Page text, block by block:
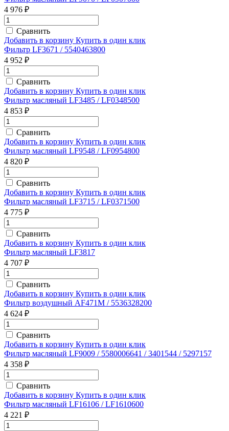
4 976 ₽
Сравнить
Добавить в корзину Купить в один клик
Фильтр LF3671 / 5540463800
4 952 ₽
Сравнить
Добавить в корзину Купить в один клик
Фильтр масляный LF3485 / LF0348500
4 853 ₽
Сравнить
Добавить в корзину Купить в один клик
Фильтр масляный LF9548 / LF0954800
4 820 ₽
Сравнить
Добавить в корзину Купить в один клик
Фильтр масляный LF3715 / LF0371500
4 775 ₽
Сравнить
Добавить в корзину Купить в один клик
Фильтр масляный LF3817
4 707 ₽
Сравнить
Добавить в корзину Купить в один клик
Фильтр воздушный AF471M / 5536328200
4 624 ₽
Сравнить
Добавить в корзину Купить в один клик
Фильтр масляный LF9009 / 5580006641 / 3401544 / 5297157
4 358 ₽
Сравнить
Добавить в корзину Купить в один клик
Фильтр масляный LF16106 / LF1610600
4 221 ₽